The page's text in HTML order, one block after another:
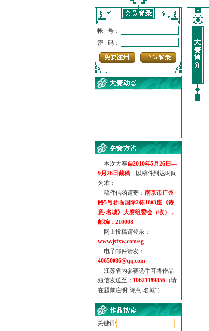
帐 号：
密 码：
·【诗意·名城】地铁展示作...
诗意名城·地铁时间
地铁完美呈现【诗意·名城...
参赛作品多达5000多首
“诗意·名城”晒诗会
特别通知--致广大诗词爱好...
本次大赛自2010年5月26日—
9月26日截稿， 以稿件到达时间
为准：
稿件信函请寄： 南京市广州
路5号君临国际2栋1803座《诗
意·名城》大赛组委会（收），
邮编：210008
网上投稿请登录：
www.jsfxw.com/sg
电子邮件请发：
40650086@qq.com
江苏省内参赛选手可将作品
短信发送至： 10621199856 （请
在题前注明“诗意·名城”）
关键词: